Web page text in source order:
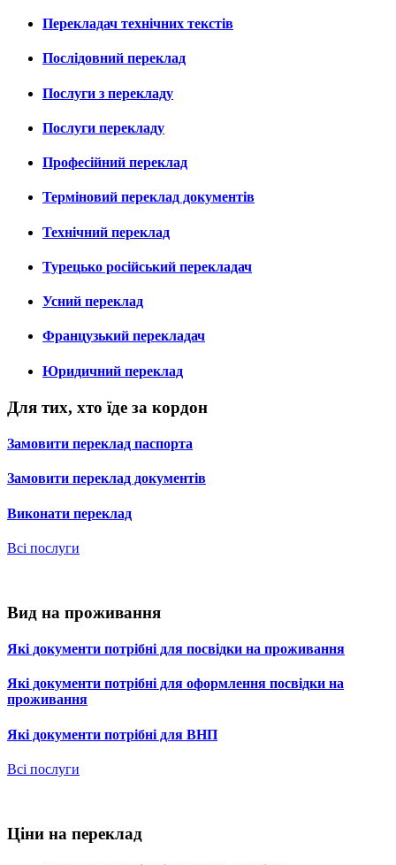
Перекладач технічних текстів
Послідовний переклад
Послуги з перекладу
Послуги перекладу
Професійний переклад
Терміновий переклад документів
Технічний переклад
Турецько російський перекладач
Усний переклад
Французький перекладач
Юридичний переклад
Для тих, хто їде за кордон
Замовити переклад паспорта
Замовити переклад документів
Виконати переклад
Всі послуги
Вид на проживання
Які документи потрібні для посвідки на проживання
Які документи потрібні для оформлення посвідки на
проживання
Які документи потрібні для ВНП
Всі послуги
Ціни на переклад